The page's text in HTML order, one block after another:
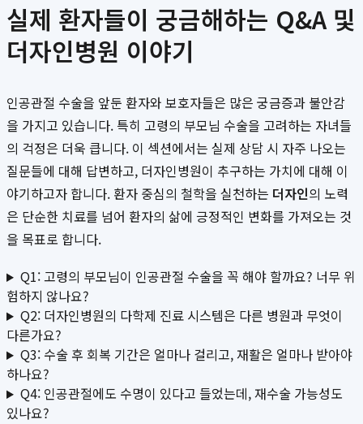
실제 환자들이 궁금해하는 Q&A 및
더자인병원 이야기
인공관절 수술을 앞둔 환자와 보호자들은 많은 궁금증과 불안감
을 가지고 있습니다. 특히 고령의 부모님 수술을 고려하는 자녀들
의 걱정은 더욱 큽니다. 이 섹션에서는 실제 상담 시 자주 나오는
질문들에 대해 답변하고, 더자인병원이 추구하는 가치에 대해 이
야기하고자 합니다. 환자 중심의 철학을 실천하는 더자인의 노력
은 단순한 치료를 넘어 환자의 삶에 긍정적인 변화를 가져오는 것
을 목표로 합니다.
Q1: 고령의 부모님이 인공관절 수술을 꼭 해야 할까요? 너무 위
험하지 않나요?
Q2: 더자인병원의 다학제 진료 시스템은 다른 병원과 무엇이
다른가요?
Q3: 수술 후 회복 기간은 얼마나 걸리고, 재활은 얼마나 받아야
하나요?
Q4: 인공관절에도 수명이 있다고 들었는데, 재수술 가능성도
있나요?